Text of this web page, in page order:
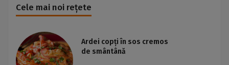
Cele mai noi rețete
Ardei copți în sos cremos
de smântână